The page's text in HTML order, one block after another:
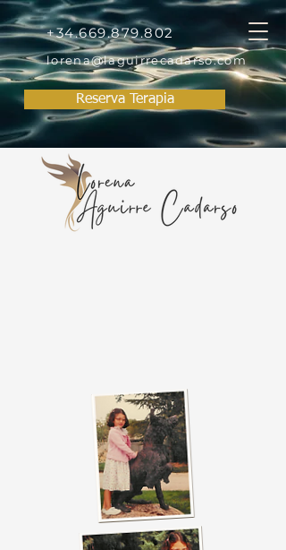
+34.669.879.802
lorena@laguirrecadarso.com
Reserva Terapia